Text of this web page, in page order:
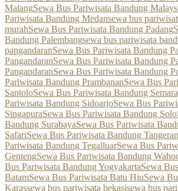
MalangSewa Bus Pariwisata Bandung
Pariwisata Bandung Medansewa bus
murahSewa Bus Pariwisata Bandung Padang
Bandung Palembangsewa bus pariwisata
pangandaranSewa Bus Pariwisata Bandung
PangandaranSewa Bus Pariwisata Bandung
PangandaranSewa Bus Pariwisata Bandung
Pariwisata Bandung PrambananSewa Bus
SantoloSewa Bus Pariwisata Bandung
Pariwisata Bandung SidoarjoSewa Bus
SingapuraSewa Bus Pariwisata Bandung Solo
Bandung SurabayaSewa Bus Pariwisata
SafariSewa Bus Pariwisata Bandung
Pariwisata Bandung TegalluarSewa Bus
GentengSewa Bus Pariwisata Bandung
Bus Pariwisata Bandung YogyakartaSewa
BatamSewa Bus Pariwisata Batu HiuSewa
Karassewa bus pariwisata bekasisewa bus